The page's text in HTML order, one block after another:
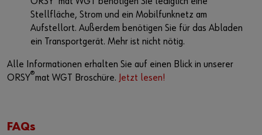
Stellfläche, Strom und ein Mobilfunknetz am
Aufstellort. Außerdem benötigen Sie für das Abladen
ein Transportgerät. Mehr ist nicht nötig.
Alle Informationen erhalten Sie auf einen Blick in unserer
ORSY®mat WGT Broschüre. Jetzt lesen!
FAQs